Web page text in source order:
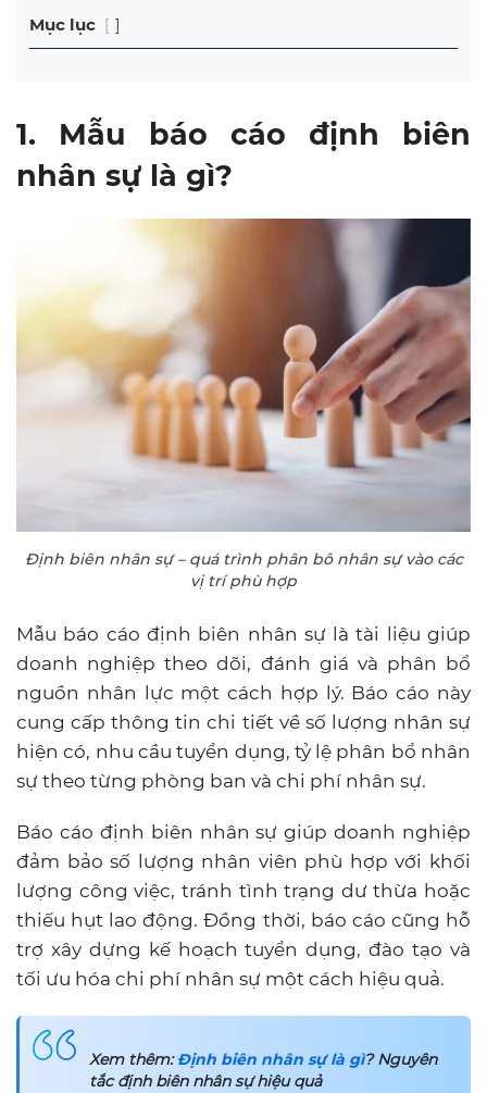
Mục lục
1. Mẫu báo cáo định biên
nhân sự là gì?
Định biên nhân sự – quá trình phân bô nhân sự vào các
vị trí phù hợp
Mẫu báo cáo định biên nhân sự là tài liệu giúp
doanh nghiệp theo dõi, đánh giá và phân bổ
nguồn nhân lực một cách hợp lý. Báo cáo này
cung cấp thông tin chi tiết về số lượng nhân sự
hiện có, nhu cầu tuyển dụng, tỷ lệ phân bổ nhân
sự theo từng phòng ban và chi phí nhân sự.
Báo cáo định biên nhân sự giúp doanh nghiệp
đảm bảo số lượng nhân viên phù hợp với khối
lượng công việc, tránh tình trạng dư thừa hoặc
thiếu hụt lao động. Đồng thời, báo cáo cũng hỗ
trợ xây dựng kế hoạch tuyển dụng, đào tạo và
tối ưu hóa chi phí nhân sự một cách hiệu quả.
Xem thêm:Định biên nhân sự là gì? Nguyên
tắc định biên nhân sự hiệu quả